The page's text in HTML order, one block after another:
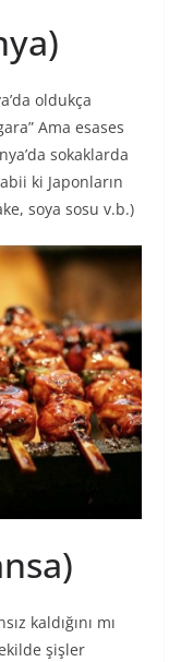
oldukça
Ama esases
sokaklarda
ki Japonların
soya sosu v.b.)
kaldığını mı
şişler